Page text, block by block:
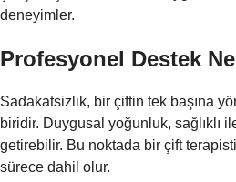
deneyimler.
Profesyonel Destek
Sadakatsizlik, bir çiftin tek başına
biridir. Duygusal yoğunluk, sağlıklı
getirebilir. Bu noktada bir çift
sürece dahil olur.